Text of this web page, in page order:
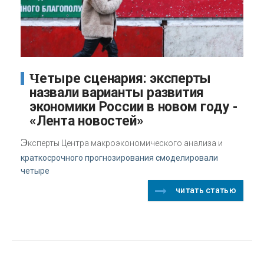
Четыре сценария: эксперты
назвали варианты развития
экономики России в новом году -
«Лента новостей»
Эксперты Центра макроэкономического анализа и
краткосрочного прогнозирования смоделировали
четыре
читать статью